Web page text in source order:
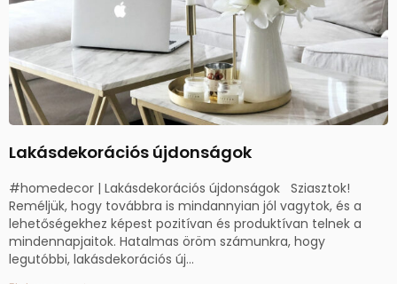
Lakásdekorációs újdonságok
#homedecor | Lakásdekorációs újdonságok Sziasztok!
Reméljük, hogy továbbra is mindannyian jól vagytok, és a
lehetőségekhez képest pozitívan és produktívan telnek a
mindennapjaitok. Hatalmas öröm számunkra, hogy
legutóbbi, lakásdekorációs új...